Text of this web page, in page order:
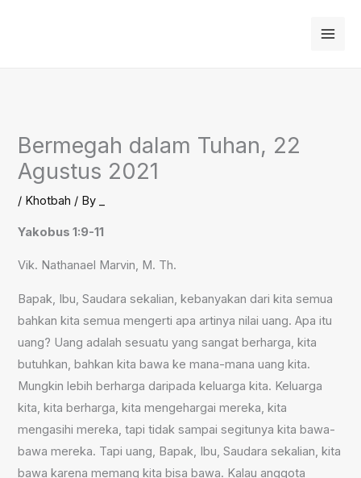
Bermegah dalam Tuhan, 22
Agustus 2021
/ Khotbah / By
Yakobus 1:9-11
Vik. Nathanael Marvin, M. Th.
Bapak, Ibu, Saudara sekalian, kebanyakan dari kita semua
bahkan kita semua mengerti apa artinya nilai uang. Apa itu
uang? Uang adalah sesuatu yang sangat berharga, kita
butuhkan, bahkan kita bawa ke mana-mana uang kita.
Mungkin lebih berharga daripada keluarga kita. Keluarga
kita, kita berharga, kita mengehargai mereka, kita
mengasihi mereka, tapi tidak sampai segitunya kita bawa-
bawa mereka. Tapi uang, Bapak, Ibu, Saudara sekalian, kita
bawa karena memang kita bisa bawa. Kalau anggota